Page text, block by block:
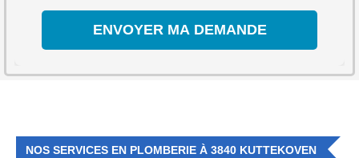
NOS SERVICES EN PLOMBERIE À 3840 KUTTEKOVEN